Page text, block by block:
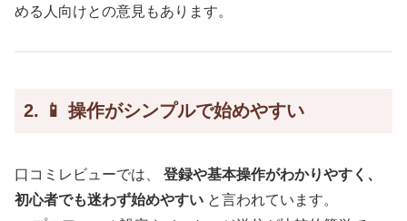
める人向けとの意見もあります。
2. 📱 操作がシンプルで始めやすい
口コミレビューでは、 登録や基本操作がわかりやすく、
初心者でも迷わず始めやすい と言われています。